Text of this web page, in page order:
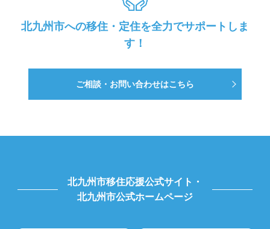
北九州市への移住・定住を全力でサポートしま
す！
ご相談・お問い合わせはこちら
北九州市移住応援公式サイト・
北九州市公式ホームページ